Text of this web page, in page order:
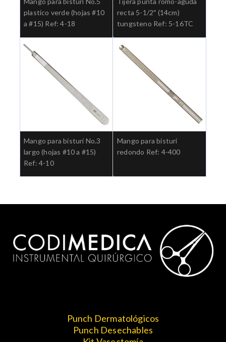
plastico verde (hojas #10
a #15) Ref: 4-18
recta 5-1/2″ (14cm)
tungsteno Ref: 5-16TC
Mango para bisturí No.3
largo (hojas #10 a #15)
Ref: 4-10
Mango para bisturí
redondo Ref: 4-400
Punch Dermatológicos
Punch Desechables